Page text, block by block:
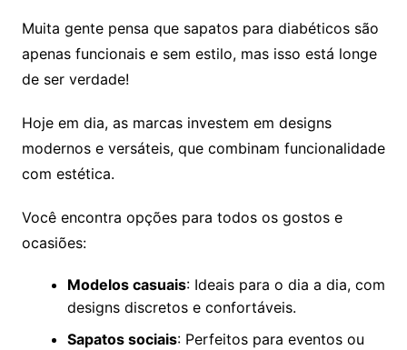
Muita gente pensa que sapatos para diabéticos são
apenas funcionais e sem estilo, mas isso está longe
de ser verdade!
Hoje em dia, as marcas investem em designs
modernos e versáteis, que combinam funcionalidade
com estética.
Você encontra opções para todos os gostos e
ocasiões:
Modelos casuais: Ideais para o dia a dia, com
designs discretos e confortáveis.
Sapatos sociais: Perfeitos para eventos ou